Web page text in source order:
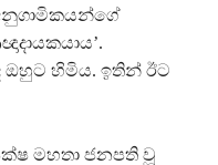
ඔහුට හිමිය. ඉතින් ඊට
මහතා ජනපති වූ